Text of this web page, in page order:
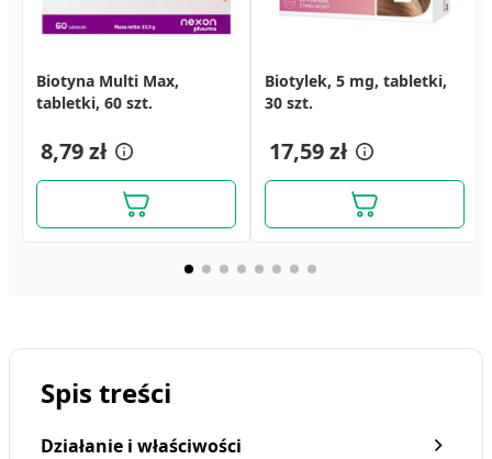
Biotyna Multi Max,
tabletki, 60 szt.
8,79 zł
Biotylek, 5 mg, tabletki,
30 szt.
17,59 zł
Biotylek, 5 mg, tabletki,
30 szt.
17,59 zł
Biotylek, 5 mg, tabletki,
60 szt.
29,00 zł
Burak, kapsułki, 30 szt.
Hepason Complex,
kapsułki, 30 szt.
Spis treści
Działanie i właściwości